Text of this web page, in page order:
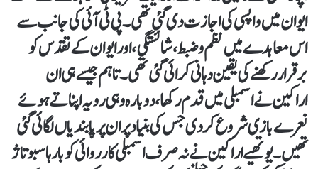
ایوان میں واپسی کی اجازت دی گئی تھی۔ پی ٹی آئی کی جانب سے
اس معاہدے میں نظم و ضبط، شائستگی، اور ایوان کے تقدس کو
برقرار رکھنے کی یقین دہانی کرائی گئی تھی۔ تاہم جیسے ہی ان
اراکین نے اسمبلی میں قدم رکھا، دوبارہ وہی رویہ اپناتے ہوئے
نعرے بازی شروع کر دی جس کی بنیاد پر ان پر پابندیاں لگائی گئی
تھیں۔ یوتھیے اراکین نے نہ صرف اسمبلی کارروائی کو بارہا سبوتاژ